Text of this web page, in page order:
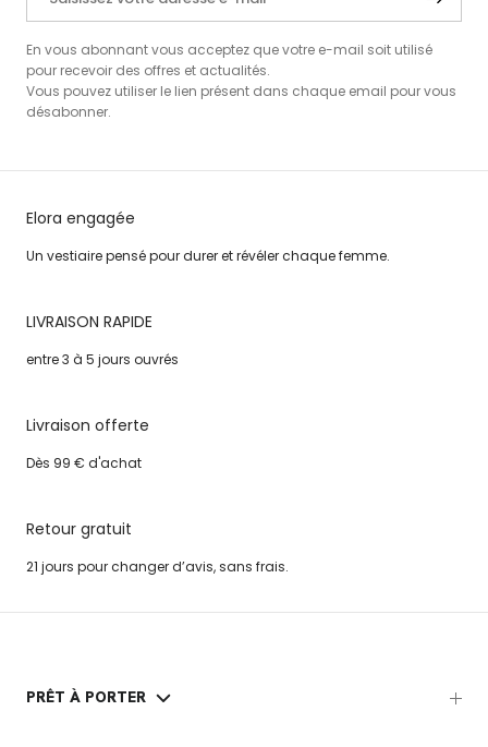
En vous abonnant vous acceptez que votre e-mail soit utilisé
pour recevoir des offres et actualités.
Vous pouvez utiliser le lien présent dans chaque email pour vous
désabonner.
Elora engagée
Un vestiaire pensé pour durer et révéler chaque femme.
LIVRAISON RAPIDE
entre 3 à 5 jours ouvrés
Livraison offerte
Dès 99 € d'achat
Retour gratuit
21 jours pour changer d’avis, sans frais.
PRÊT À PORTER